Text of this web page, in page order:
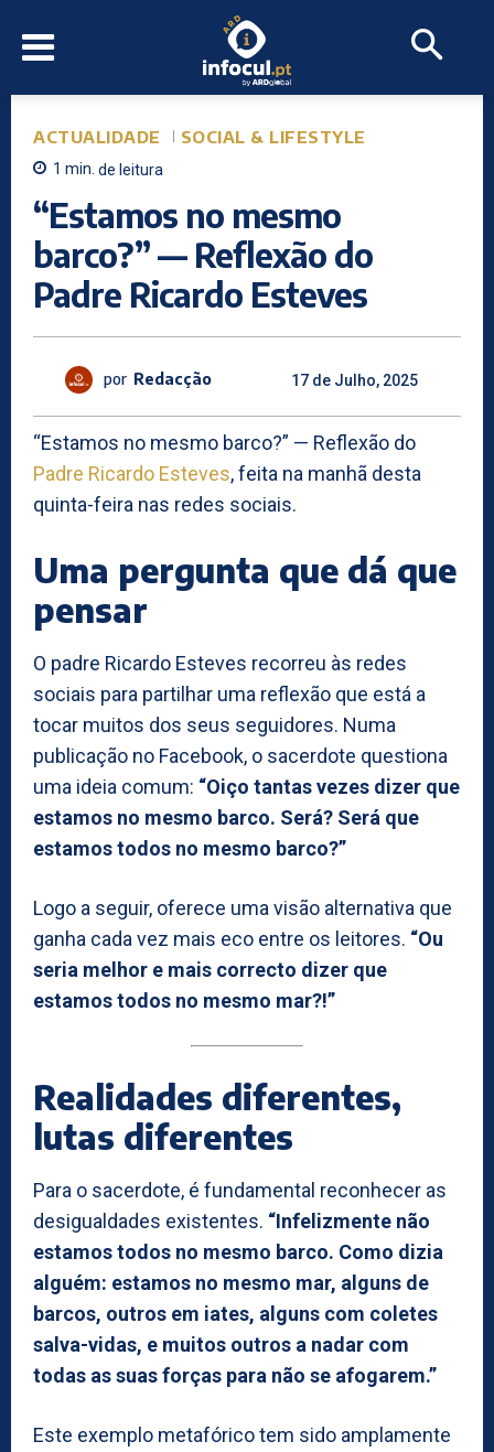
ACTUALIDADE SOCIAL & LIFESTYLE
1 min. de leitura
“Estamos no mesmo
barco?” — Reflexão do
Padre Ricardo Esteves
por Redacção 17 de Julho, 2025
“Estamos no mesmo barco?” — Reflexão do
Padre Ricardo Esteves, feita na manhã desta
quinta-feira nas redes sociais.
Uma pergunta que dá que
pensar
O padre Ricardo Esteves recorreu às redes
sociais para partilhar uma reflexão que está a
tocar muitos dos seus seguidores. Numa
publicação no Facebook, o sacerdote questiona
uma ideia comum: “Oiço tantas vezes dizer que
estamos no mesmo barco. Será? Será que
estamos todos no mesmo barco?”
Logo a seguir, oferece uma visão alternativa que
ganha cada vez mais eco entre os leitores. “Ou
seria melhor e mais correcto dizer que
estamos todos no mesmo mar?!”
Realidades diferentes,
lutas diferentes
Para o sacerdote, é fundamental reconhecer as
desigualdades existentes. “Infelizmente não
estamos todos no mesmo barco. Como dizia
alguém: estamos no mesmo mar, alguns de
barcos, outros em iates, alguns com coletes
salva-vidas, e muitos outros a nadar com
todas as suas forças para não se afogarem.”
Este exemplo metafórico tem sido amplamente